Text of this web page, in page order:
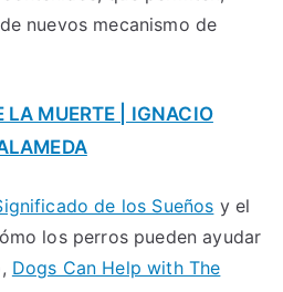
nuevos mecanismo de
LA MUERTE | IGNACIO
de los Sueños y el
los perros pueden ayudar
Dogs Can Help with The